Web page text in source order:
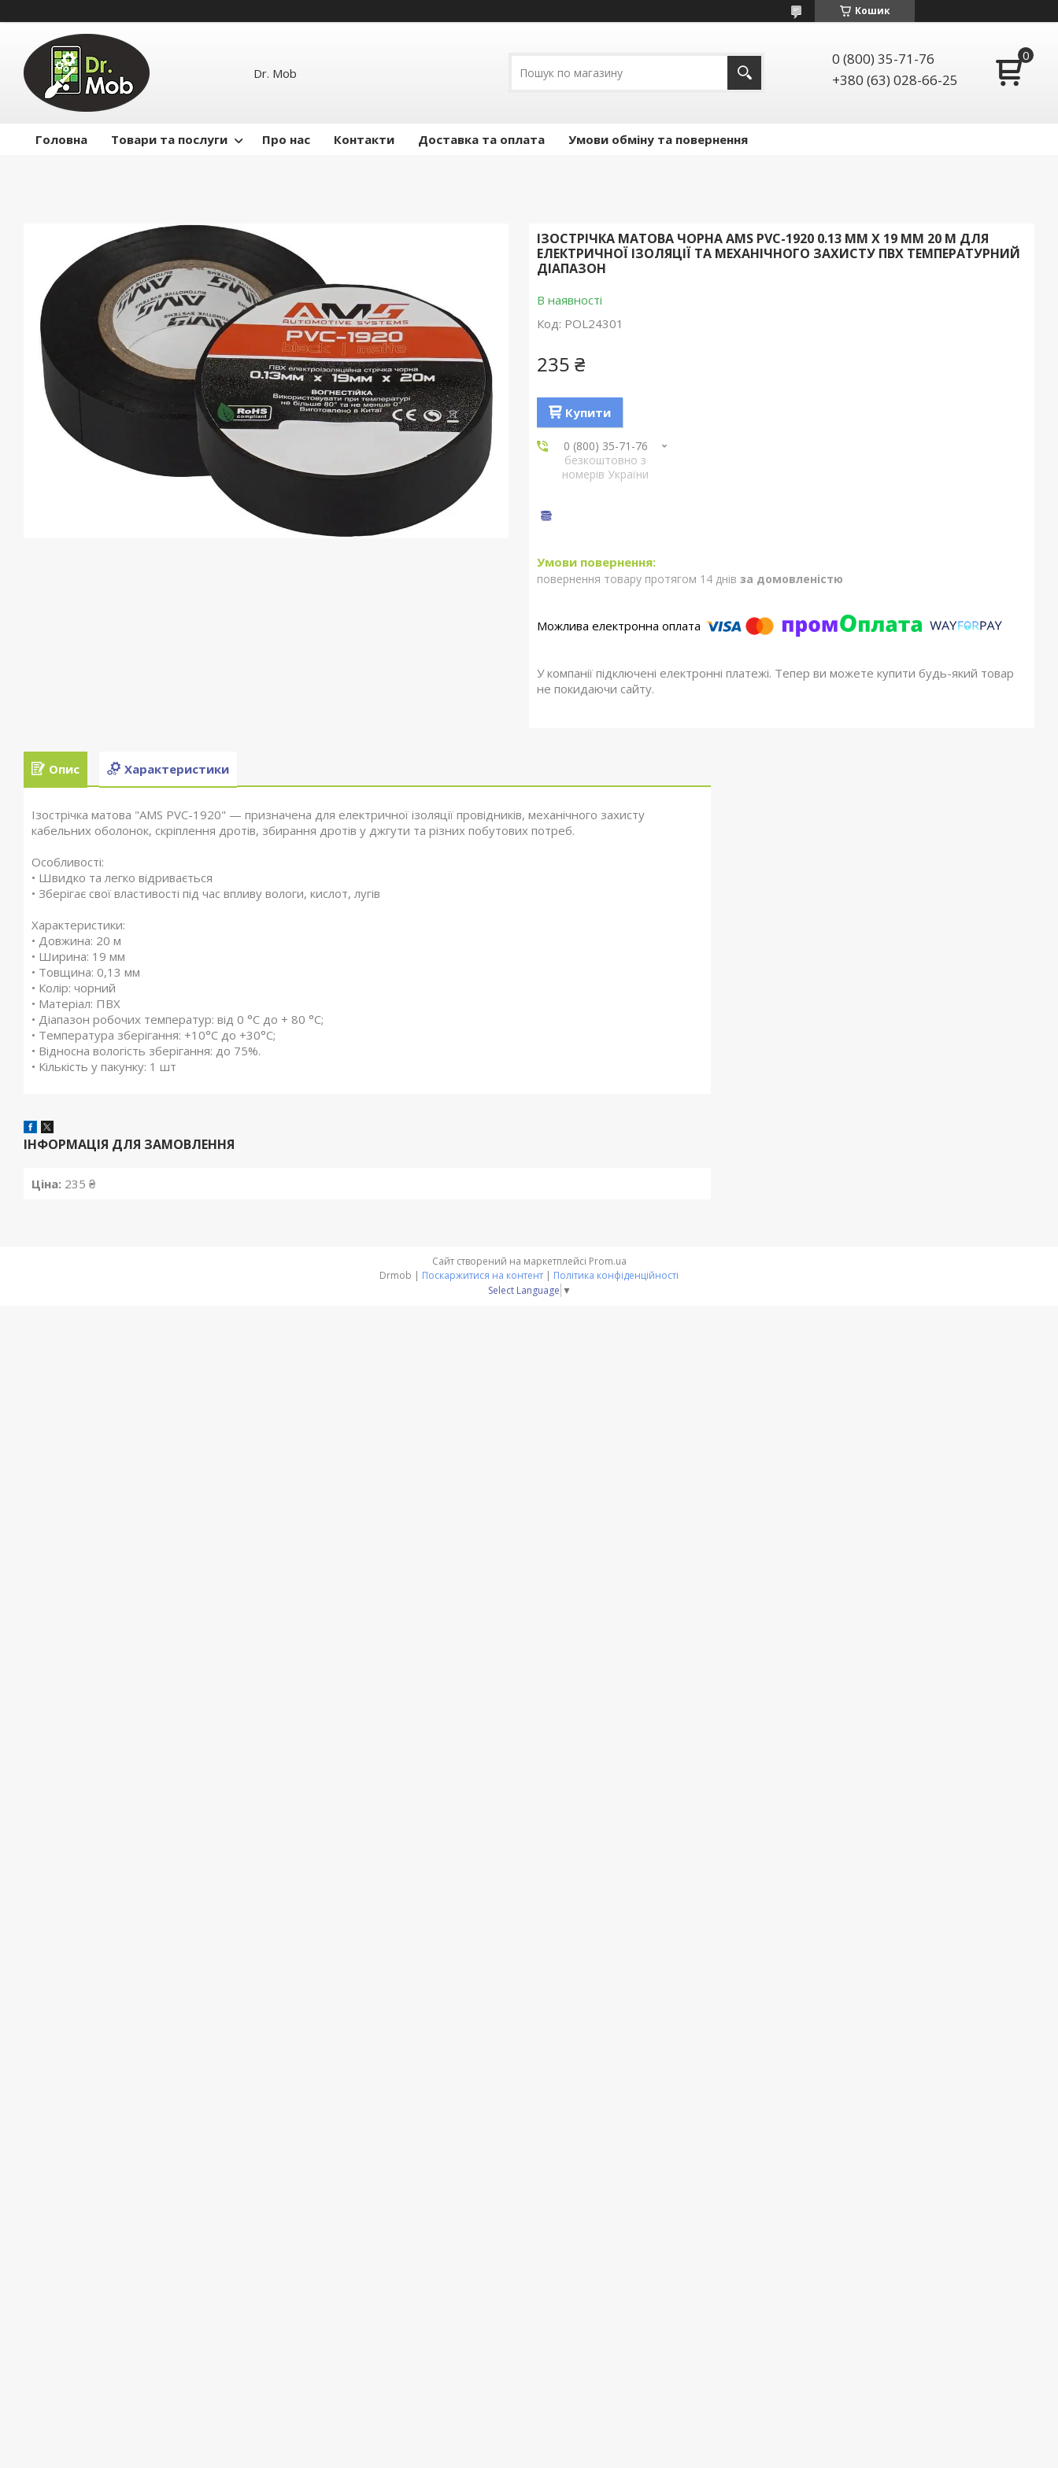
Кошик
Dr. Mob
0 (800) 35-71-76
+380 (63) 028-66-25
Головна Товари та послуги Про нас Контакти Доставка та оплата Умови обміну та повернення
ІЗОСТРІЧКА МАТОВА ЧОРНА AMS PVC-1920 0.13 ММ X 19 ММ 20 М ДЛЯ
ЕЛЕКТРИЧНОЇ ІЗОЛЯЦІЇ ТА МЕХАНІЧНОГО ЗАХИСТУ ПВХ ТЕМПЕРАТУРНИЙ
ДІАПАЗОН
В наявності
Код: POL24301
235 ₴
Купити
0 (800) 35-71-76
безкоштовно з
номерів України
повернення товару протягом 14 днів за домовленістю
У компанії підключені електронні платежі. Тепер ви можете купити будь-який товар
не покидаючи сайту.
Опис Характеристики
Ізострічка матова "AMS PVC-1920" — призначена для електричної ізоляції провідників, механічного захисту
кабельних оболонок, скріплення дротів, збирання дротів у джгути та різних побутових потреб.
Особливості:
• Швидко та легко відривається
• Зберігає свої властивості під час впливу вологи, кислот, лугів
Характеристики:
• Довжина: 20 м
• Ширина: 19 мм
• Товщина: 0,13 мм
• Колір: чорний
• Матеріал: ПВХ
• Діапазон робочих температур: від 0 °C до + 80 °C;
• Температура зберігання: +10°C до +30°C;
• Відносна вологість зберігання: до 75%.
• Кількість у пакунку: 1 шт
ІНФОРМАЦІЯ ДЛЯ ЗАМОВЛЕННЯ
Ціна: 235 ₴
Сайт створений на маркетплейсі Prom.ua
Поскаржитися на контент
Політика конфіденційності
Select Language ▼